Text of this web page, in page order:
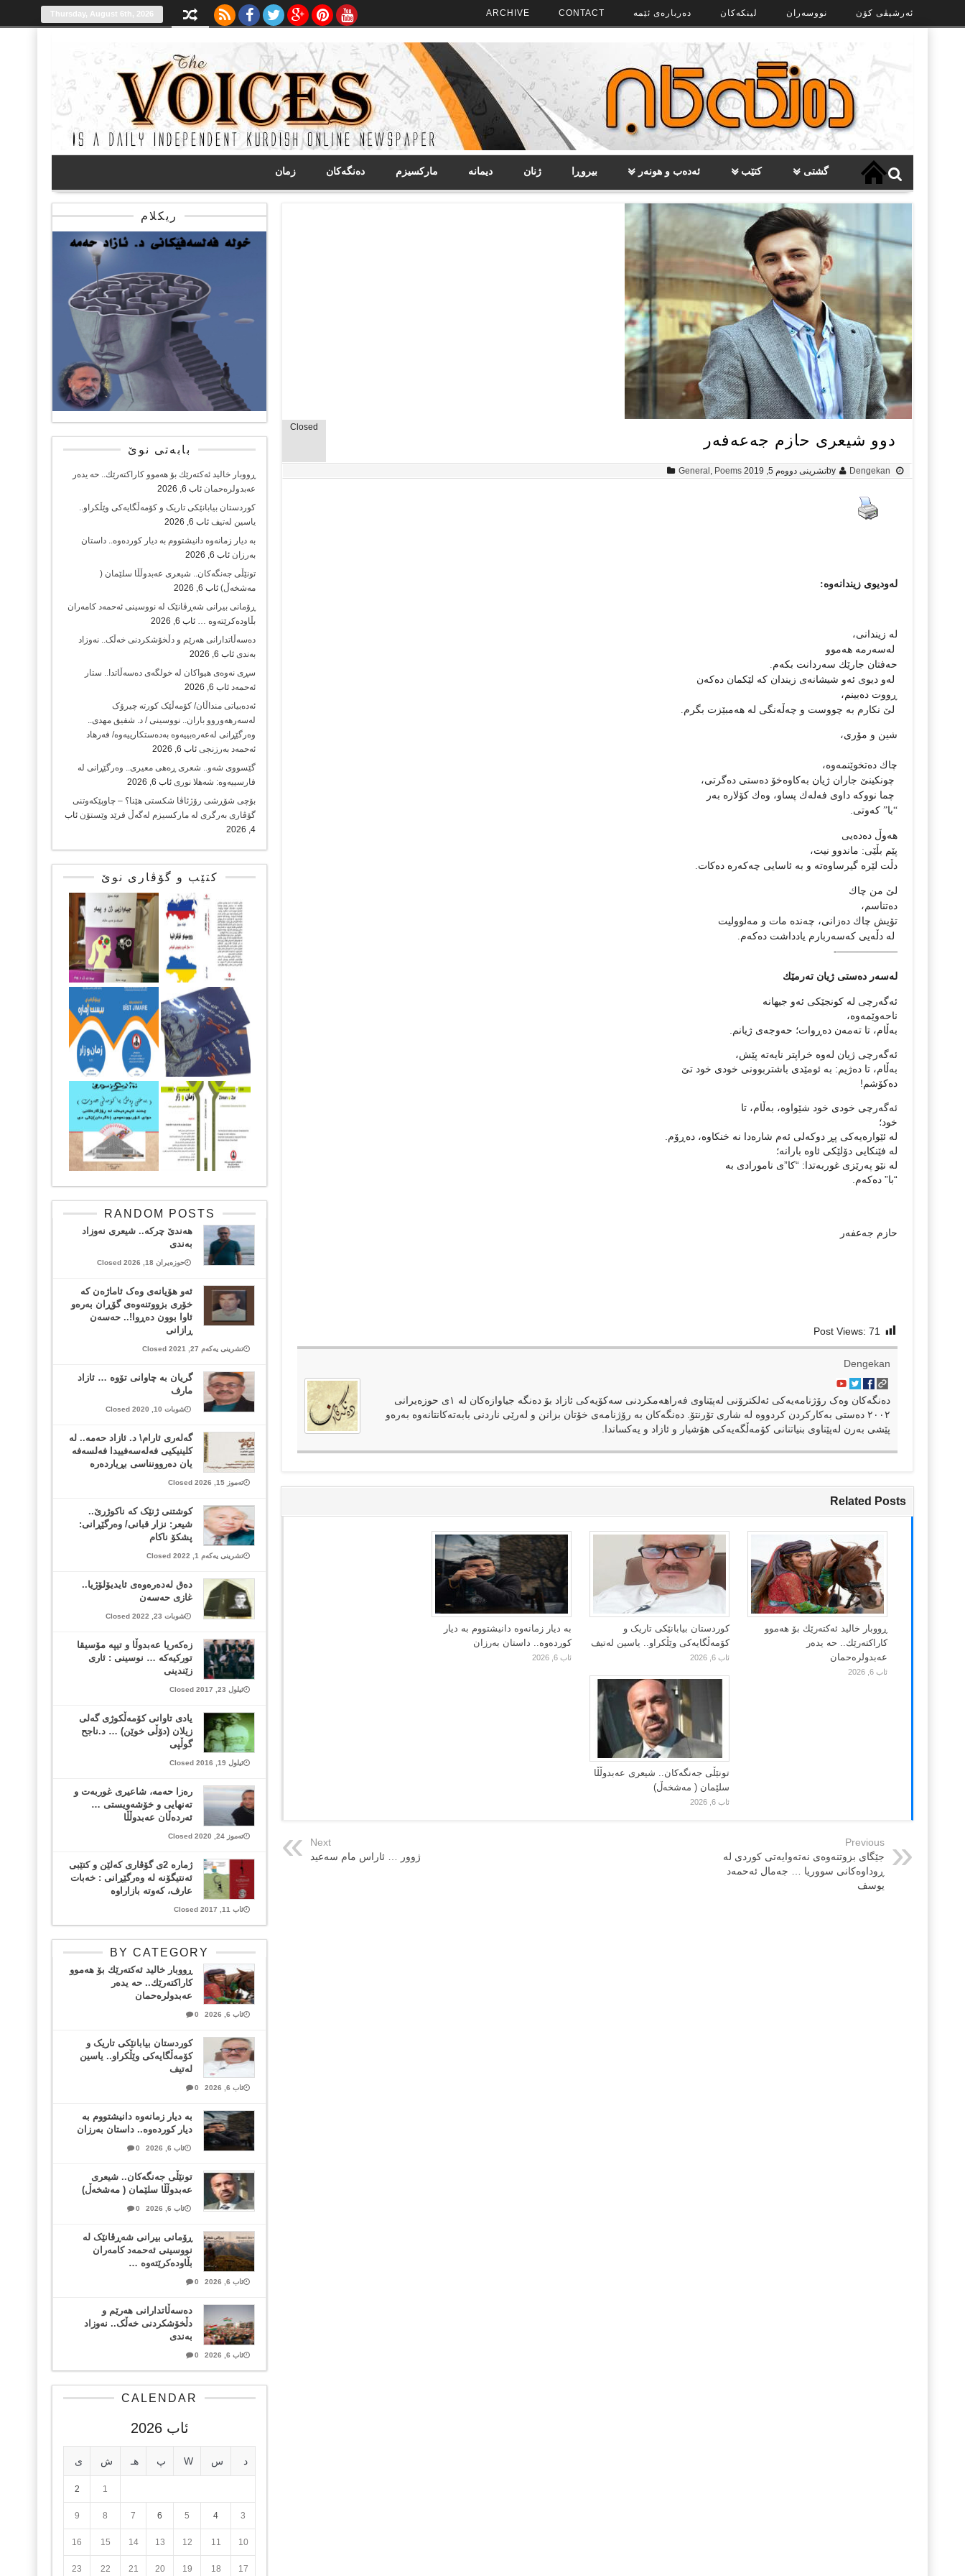
ئەرشیڤی کۆن نووسەران لینکەکان دەربارەی ئێمە CONTACT
ARCHIVE
Thursday, August 6th, 2026
گشتی کتێب ئەدەب و هونەر بیروڕا ژنان دیمانە مارکسیزم دەنگەکان زمان
دوو شیعری حازم جەعەفەر
Closed
by Dengekan تشرینی دووه‌م 5, 2019 General , Poems
لەودیوی زیندانەوە:
لە زیندانی،
لەسەرمە ھەموو
حەفتان جارێك سەردانت بكەم.
لەو دیوی ئەو شیشانەی زیندان کە لێکمان دەکەن
ڕووت دەبینم،
لێ نكارم بە چووست و چەڵەنگی لە ھەمبێزت بگرم.
شین و مۆری،
چاك دەتخوێنمەوە،
چونكینێ جاران ژیان بەكاوەخۆ دەستی دەگرتی،
چما نووكە داوی فەلەك پساو، وەك كۆلارە بەر
“با” كەوتی.
ھەوڵ دەدەیی
پێم بڵێی: ماندوو نیت،
دڵت لێرە گیرساوەتە و بە ئاسایی چەكەرە دەكات.
لێ من چاك
دەتناسم،
تۆیش چاك دەزانی، چەندە مات و مەلوولیت
لە دڵەیی كەسەربارم یادداشت دەكەم.
——————-
لەسەر دەستی ژیان تەرمێك
ئەگەرچی لە كونجێكی ئەو جیھانە
ناحەوێمەوە،
بەڵام، تا تەمەن دەڕوات؛ حەوجەی ژیانم
ئەگەرچی ژیان لەوە خراپتر نایەتە پێش،
بەڵام، تا دەژیم: بە ئومێدی باشتربوونی خودی خود تێ
دەكۆشم!
ئەگەرچی خودی خود شێواوە، بەڵام، تا
خود؛
لە ئێوارەیەكی پڕ دوكەلی ئەم شارەدا نە خنكاوە، دەڕۆم
لە فێنكایی دۆلێكی ئاوە بارانە؛
لە نێو پەرێزی غوربەتدا: “كا”ی نامورادی بە
“با” دەكەم
حازم جەعفەر
Post Views: 71
Dengekan
دەنگەکان وەک رۆژنامەیەکی ئەلکترۆنی لەپێناوی فەراهەمکردنی سەکۆیەکی ئازاد بۆ دەنگە جیاوازەکان لە ١ی حوزەیرانی
٢٠٠٢ دەستی بەکارکردن کردووە لە شاری تۆرنتۆ. دەنگەکان بە رۆژنامەی خۆتان بزانن و لەرێی ناردنی بابەتەکانتانەوە بەرەو
پێشی بەرن لەپێناوی بنیاتنانی کۆمەڵگەیەکی هۆشیار و ئازاد و یەکساندا.
Related Posts
ڕووبار خالید ئەكتەرێك بۆ هەموو
كاراكتەرێك.. حه یدەر
عەبدولرەحمان
ئاب 6, 2026
کوردستان بیابانێکی تاریک و
کۆمەڵگایەکی وێڵکراو.. یاسین لەتیف
ئاب 6, 2026
بە دیار زمانەوە دانیشتووم بە دیار
کوردەوە.. داستان بەرزان
ئاب 6, 2026
تونێڵی جەنگەکان.. شیعری عەبدوڵڵا
سلێمان ( مەشخەڵ)
ئاب 6, 2026
Previous
جێگای بزوتنەوەی نەتەوایەتی کوردی لە
ڕوداوەکانی سووریا … جەمال ئەحمەد
یوسف
Next
ژوور … ئاراس مام سەعید
ریکلام
بابەتی نوێ
ڕووبار خالید ئەكتەرێك بۆ هەموو كاراكتەرێك.. حه یدەر
عەبدولرەحمان ئاب 6, 2026
کوردستان بیابانێکی تاریک و کۆمەڵگایەکی وێڵکراو..
یاسین لەتیف ئاب 6, 2026
بە دیار زمانەوە دانیشتووم بە دیار کوردەوە.. داستان
بەرزان ئاب 6, 2026
تونێڵی جەنگەکان.. شیعری عەبدوڵڵا سلێمان (
مەشخەڵ) ئاب 6, 2026
ڕۆمانی بیرانی شەڕڤانێک لە نووسینی ئەحمەد کامەران
بڵاودەکرێتەوە … ئاب 6, 2026
دەسەڵاتدارانی هەرێم و دڵخۆشکردنی خەڵک.. نەوزاد
بەندی ئاب 6, 2026
سڕی نەوەی هیواکان لە خولگەی دەسەڵاتدا.. ستار
ئەحمەد ئاب 6, 2026
ئەدەبیاتی منداڵان/ کۆمەڵێک کورتە چیرۆک
لەسەر‌هەوروو باران.. نووسینی / د. شفیق‌ مهدی..
وەرگێڕانی لەعەرەبییەوە بەدەستکارییەوە/ فەرهاد
ئەحمەد بەرزنجی ئاب 6, 2026
گێسووی شەو.. شعری ڕەهی معیری.. وەرگێڕانی لە
فارسییەوە: شەهلا نوری ئاب 6, 2026
بۆچی شۆڕشی رۆژئاڤا شکستی هێنا؟ – چاوپێکەوتنی
گۆڤاری بەرگری لە مارکسیزم لەگەڵ فرێد وێستۆن ئاب
4, 2026
کتێب و گۆڤاری نوێ
RANDOM POSTS
هەندێ چرکە.. شیعری نەوزاد
بەندی
حوزەیران 18, 2026 Closed
ئەو هۆیانەی وەک ئاماژەن کە
خۆری بزووتنەوەی گۆڕان بەرەو
ئاوا بوون دەڕوا!.. حەسەن
ڕازانی
تشرینی یەکەم 27, 2021 Closed
گریان بە چاوانی تۆوە … ئازاد
مارف
شوبات 10, 2020 Closed
گەلەری ئارام\ د. ئازاد حەمە.. لە
کلینیکیی فەلەسەفییدا فەلسەفە
یان دەروونناسی بڕیاردەرە
تەموز 15, 2026 Closed
کوشتنی ژنێک کە ناکوژرێ..
شيعر: نزار قبانی/ وەرگێڕانی:
پشکۆ ناکام
تشرینی یەکەم 1, 2022 Closed
دەق لەدەرەوەی ئایدیۆلۆژیا..
غازی حەسەن
شوبات 23, 2022 Closed
زه‌كه‌ریا عه‌بدوڵا و تیپه‌ مۆسیقا
توركیه‌كه‌ … نوسینی : ئاری
زێندینی
ئیلول 23, 2017 Closed
یادی تاوانی کۆمەڵکوژی گەلی
زیلان (دۆڵی خوێن) … د.ناجح
گوڵپی
ئیلول 19, 2016 Closed
ره‌زا حه‌مه‌، شاعیری غوربه‌ت و
ته‌نهایی و خۆشه‌ویستی …
ئه‌رده‌ڵان عه‌بدوڵڵا
تەموز 24, 2020 Closed
ژمارە 2ی گۆڤاری کەلێن و کتێبی
ئەنتیگۆنە لە وەرگێڕانی : خەبات
عارف، کەوتە بازاراوە
ئاب 11, 2017 Closed
BY CATEGORY
ڕووبار خالید ئەكتەرێك بۆ هەموو
كاراكتەرێك.. حه یدەر
عەبدولرەحمان
ئاب 6, 2026 0
کوردستان بیابانێکی تاریک و
کۆمەڵگایەکی وێڵکراو.. یاسین
لەتیف
ئاب 6, 2026 0
بە دیار زمانەوە دانیشتووم بە
دیار کوردەوە.. داستان بەرزان
ئاب 6, 2026 0
تونێڵی جەنگەکان.. شیعری
عەبدوڵڵا سلێمان ( مەشخەڵ)
ئاب 6, 2026 0
ڕۆمانی بیرانی شەڕڤانێک لە
نووسینی ئەحمەد کامەران
بڵاودەکرێتەوە …
ئاب 6, 2026 0
دەسەڵاتدارانی هەرێم و
دڵخۆشکردنی خەڵک.. نەوزاد
بەندی
ئاب 6, 2026 0
CALENDAR
ئاب 2026
د س W پ هـ ش ی
1
2
3
4
5
6
7
8
9
10
11
12
13
14
15
16
17
18
19
20
21
22
23